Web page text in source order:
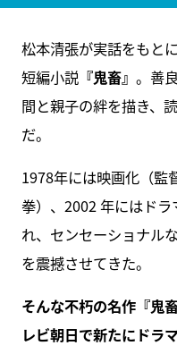
松本清張が実話をもと
短編小説『鬼畜』 。善
間と親子の絆を描き、
だ。
1978年には映画化（監
拳）、2002 年にはド
れ、センセーショナル
を震撼させてきた。
そんな不朽の名作『鬼
レビ朝日で新たにドラ